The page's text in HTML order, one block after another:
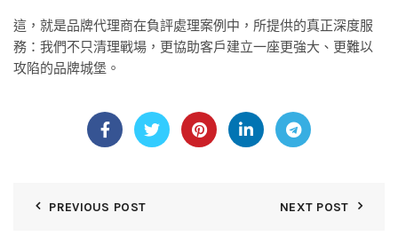
這，就是品牌代理商在負評處理案例中，所提供的真正深度服
務：我們不只清理戰場，更協助客戶建立一座更強大、更難以
攻陷的品牌城堡。
PREVIOUS POST NEXT POST